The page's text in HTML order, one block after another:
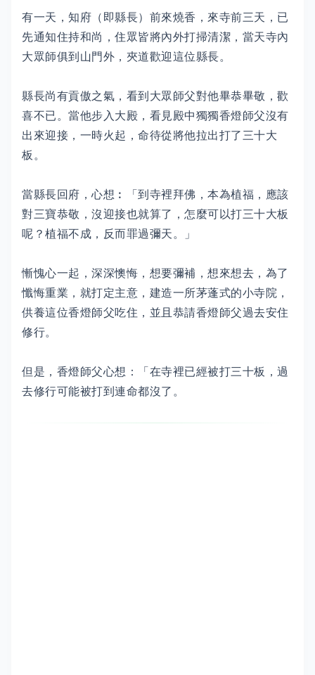
有一天，知府（即縣長）前來燒香，來寺前三天，已
先通知住持和尚，住眾皆將內外打掃清潔，當天寺內
大眾師俱到山門外，夾道歡迎這位縣長。
縣長尚有貢傲之氣，看到大眾師父對他畢恭畢敬，歡
喜不已。當他步入大殿，看見殿中獨獨香燈師父沒有
出來迎接，一時火起，命待從將他拉出打了三十大
板。
當縣長回府，心想︰「到寺裡拜佛，本為植福，應該
對三寶恭敬，沒迎接也就算了，怎麼可以打三十大板
呢？植福不成，反而罪過彌天。」
慚愧心一起，深深懊悔，想要彌補，想來想去，為了
懺悔重業，就打定主意，建造一所茅蓬式的小寺院，
供養這位香燈師父吃住，並且恭請香燈師父過去安住
修行。
但是，香燈師父心想：「在寺裡已經被打三十板，過
去修行可能被打到連命都沒了。